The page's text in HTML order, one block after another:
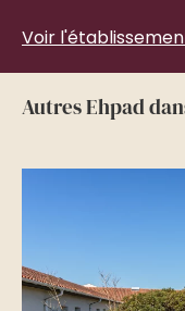
Voir
Autres Ehpad